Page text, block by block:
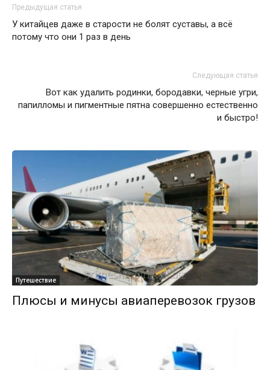
Предыдущая статья
У китайцев даже в старости не болят суставы, а всё
потому что они 1 раз в день
Следующая статья
Вот как удалить родинки, бородавки, черные угри,
папилломы и пигментные пятна совершенно естественно
и быстро!
Путешествие
Плюсы и минусы авиаперевозок грузов